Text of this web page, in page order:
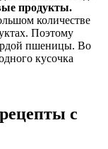
продукты.
количестве
Поэтому
пшеницы. Во
кусочка
с